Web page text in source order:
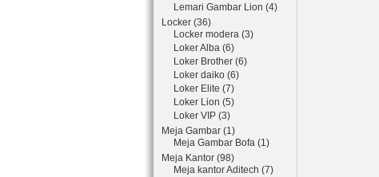
Lemari Gambar Lion (4)
Locker (36)
Locker modera (3)
Loker Alba (6)
Loker Brother (6)
Loker daiko (6)
Loker Elite (7)
Loker Lion (5)
Loker VIP (3)
Meja Gambar (1)
Meja Gambar Bofa (1)
Meja Kantor (98)
Meja kantor Aditech (7)